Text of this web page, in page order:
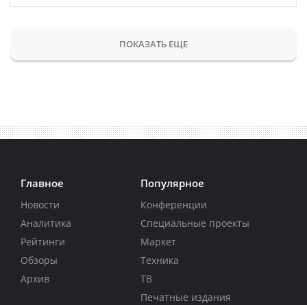
ПОКАЗАТЬ ЕЩЕ
Главное
Новости
Аналитика
Рейтинги
Обзоры
Архив
Популярное
Конференции
Специальные проекты
Маркет
Техника
ТВ
Печатные издания